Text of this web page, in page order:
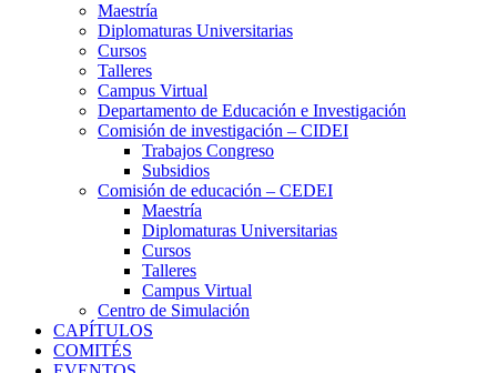
Maestría
Diplomaturas Universitarias
Cursos
Talleres
Campus Virtual
Departamento de Educación e Investigación
Comisión de investigación – CIDEI
Trabajos Congreso
Subsidios
Comisión de educación – CEDEI
Maestría
Diplomaturas Universitarias
Cursos
Talleres
Campus Virtual
Centro de Simulación
CAPÍTULOS
COMITÉS